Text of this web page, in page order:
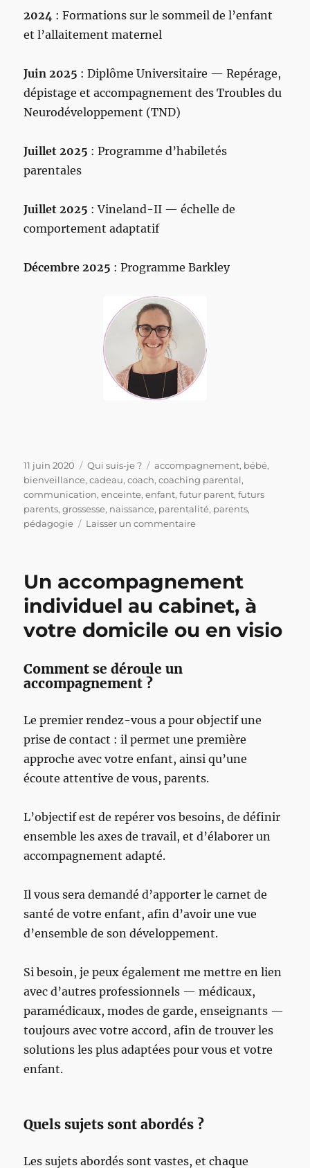
2024 : Formations sur le sommeil de l’enfant
et l’allaitement maternel
Juin 2025 : Diplôme Universitaire — Repérage,
dépistage et accompagnement des Troubles du
Neurodéveloppement (TND)
Juillet 2025 : Programme d’habiletés
parentales
Juillet 2025 : Vineland-II — échelle de
comportement adaptatif
Décembre 2025 : Programme Barkley
Publié
le
11 juin 2020 Catégories
Qui suis-je ? Étiquettes
accompagnement, bébé,
bienveillance,cadeau,coach,coaching parental,
communication,enceinte,enfant,futur parent,futurs
parents,grossesse, naissance, parentalité, parents,
pédagogie
Laisser un commentairesur
?
Un accompagnement
individuel au cabinet, à
votre domicile ou en visio
Comment se déroule un
accompagnement ?
Le premier rendez-vous a pour objectif une
prise de contact : il permet une première
approche avec votre enfant, ainsi qu’une
écoute attentive de vous, parents.
L’objectif est de repérer vos besoins, de définir
ensemble les axes de travail, et d’élaborer un
accompagnement adapté.
Il vous sera demandé d’apporter le carnet de
santé de votre enfant, afin d’avoir une vue
d’ensemble de son développement.
Si besoin, je peux également me mettre en lien
avec d’autres professionnels — médicaux,
paramédicaux, modes de garde, enseignants —
toujours avec votre accord, afin de trouver les
solutions les plus adaptées pour vous et votre
enfant.
Quels sujets sont abordés ?
Les sujets abordés sont vastes, et chaque